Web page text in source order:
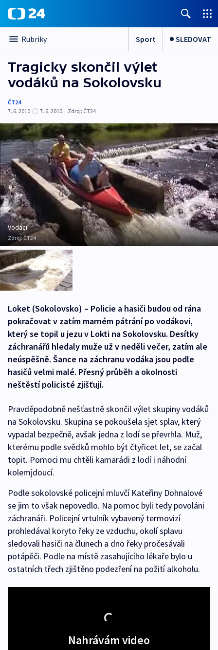
Rubriky Sport SLEDOVAT
Tragicky skončil výlet
vodáků na Sokolovsku
ČT24
7. 6. 2010
7. 6. 2010 | Zdroj: ČT24
Vodáci
Zdroj:ČT24
Loket (Sokolovsko) – Policie a hasiči budou od rána
pokračovat v zatím marném pátrání po vodákovi,
který se topil u jezu v Lokti na Sokolovsku. Desítky
záchranářů hledaly muže už v neděli večer, zatím ale
neúspěšně. Šance na záchranu vodáka jsou podle
hasičů velmi malé. Přesný průběh a okolnosti
neštěstí policisté zjišťují.
Pravděpodobně nešťastně skončil výlet skupiny vodáků
na Sokolovsku. Skupina se pokoušela sjet splav, který
vypadal bezpečně, avšak jedna z lodí se převrhla. Muž,
kterému podle svědků mohlo být čtyřicet let, se začal
topit. Pomoci mu chtěli kamarádi z lodí i náhodní
kolemjdoucí.
Podle sokolovské policejní mluvčí Kateřiny Dohnalové
se jim to však nepovedlo. Na pomoc byli tedy povoláni
záchranáři. Policejní vrtulník vybavený termovizí
prohledával koryto řeky ze vzduchu, okolí splavu
sledovali hasiči na člunech a dno řeky pročesávali
potápěči. Podle na místě zasahujícího lékaře bylo u
ostatních třech zjištěno podezření na požití alkoholu.
Nahrávám video